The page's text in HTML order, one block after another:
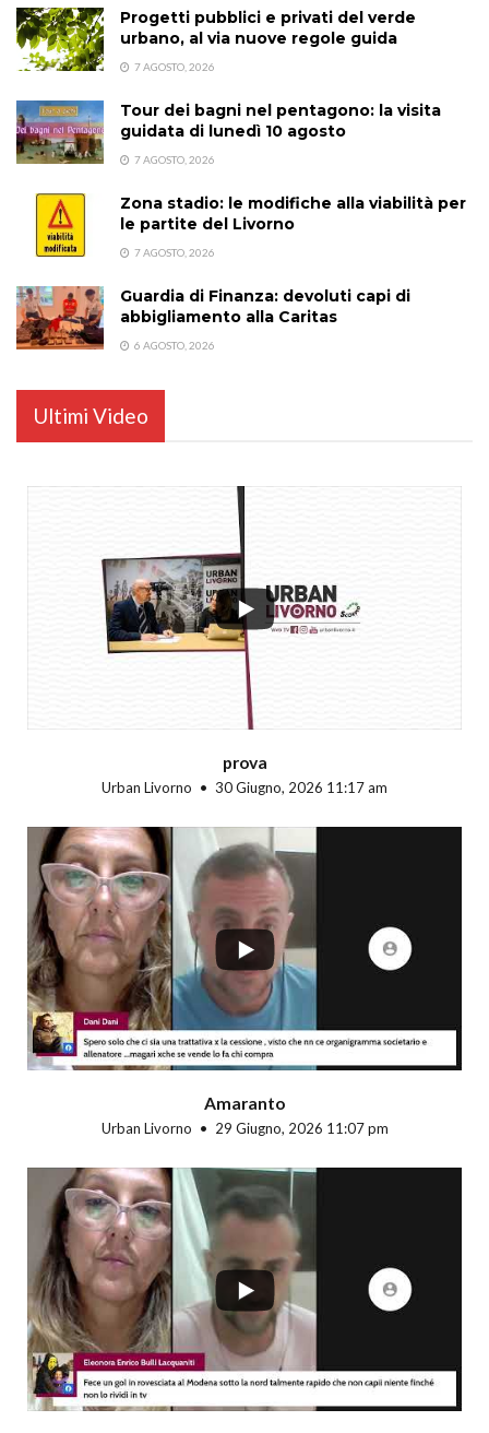
Progetti pubblici e privati del verde
urbano, al via nuove regole guida
7 AGOSTO, 2026
Tour dei bagni nel pentagono: la visita
guidata di lunedì 10 agosto
7 AGOSTO, 2026
Zona stadio: le modifiche alla viabilità per
le partite del Livorno
7 AGOSTO, 2026
Guardia di Finanza: devoluti capi di
abbigliamento alla Caritas
6 AGOSTO, 2026
Ultimi Video
prova
Urban Livorno 30 Giugno, 2026 11:17 am
Amaranto
Urban Livorno 29 Giugno, 2026 11:07 pm